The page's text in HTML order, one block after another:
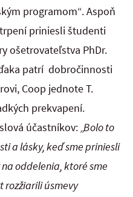
programom“. Aspoň
priniesli študenti
ošetrovateľstva PhDr.
patrí dobročinnosti
Coop jednote T.
prekvapení.
účastníkov:„Bolo to
a lásky, keď sme priniesli
oddelenia, ktoré sme
rozžiarili úsmevy